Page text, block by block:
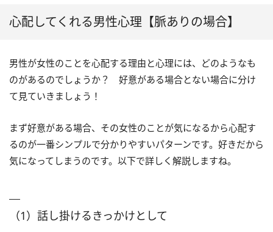
心配してくれる男性心理【脈ありの場合】
男性が女性のことを心配する理由と心理には、どのようなも
のがあるのでしょうか？ 好意がある場合とない場合に分け
て見ていきましょう！
まず好意がある場合、その女性のことが気になるから心配す
るのが一番シンプルで分かりやすいパターンです。好きだから
気になってしまうのです。以下で詳しく解説しますね。
（1）話し掛けるきっかけとして